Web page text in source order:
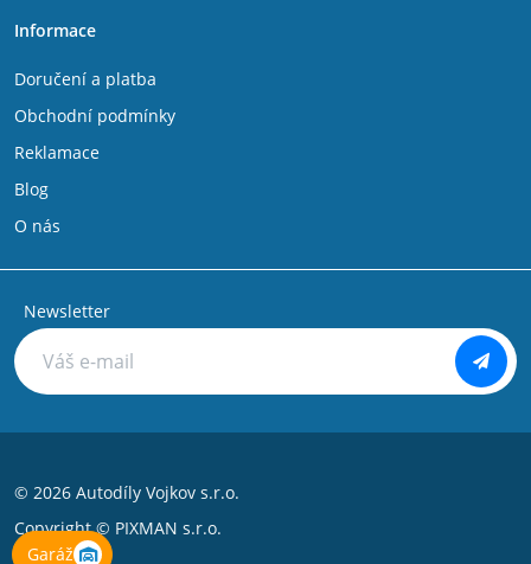
Garáž
Informace
Doručení a platba
Obchodní podmínky
Reklamace
Blog
O nás
Newsletter
© 2026 Autodíly Vojkov s.r.o.
Copyright © PIXMAN s.r.o.